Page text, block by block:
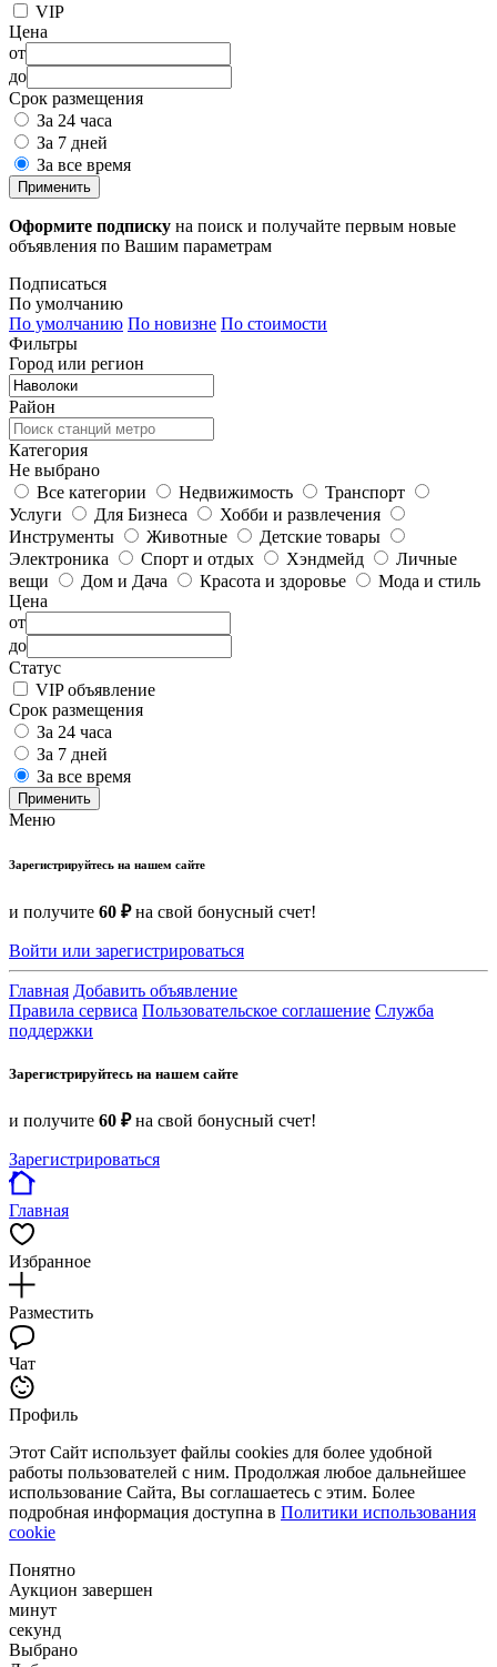
VIP
Цена
от
до
Срок размещения
За 24 часа
За 7 дней
За все время
Применить
Оформите подписку на поиск и получайте первым новые
объявления по Вашим параметрам
Подписаться
По умолчанию
По умолчанию По новизне По стоимости
Фильтры
Город или регион
Район
Категория
Не выбрано
Все категории
Недвижимость
Транспорт
Услуги
Для Бизнеса
Хобби и развлечения
Инструменты
Животные
Детские товары
Электроника
Спорт и отдых Хэндмейд
Личные
вещи
Дом и Дача Красота и здоровье
Мода и стиль
Цена
от
до
Статус
VIP объявление
Срок размещения
За 24 часа
За 7 дней
За все время
Применить
Меню
Зарегистрируйтесь на нашем сайте
и получите 60 ₽на свой бонусный счет!
Войти или зарегистрироваться
Главная Добавить объявление
Правила сервиса Пользовательское соглашение Служба
поддержки
Зарегистрируйтесь на нашем сайте
и получите 60 ₽на свой бонусный счет!
Зарегистрироваться
Главная
Избранное
Разместить
Чат
Профиль
Этот Сайт использует файлы cookies для более удобной
работы пользователей с ним. Продолжая любое дальнейшее
использование Сайта, Вы соглашаетесь с этим. Более
подробная информация доступна в Политики использования
cookie
Понятно
Аукцион завершен
минут
секунд
Выбрано